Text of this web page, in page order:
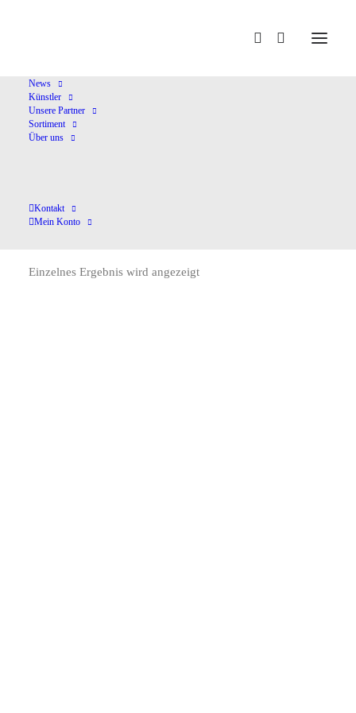
News
Künstler
Unsere Partner
Sortiment
Über uns
Kontakt
Mein Konto
Dohnànyi,C. v.
Einzelnes Ergebnis wird angezeigt